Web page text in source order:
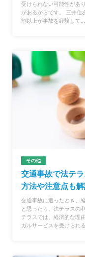
受けられない可能性があ
があるからです。 三井住
割以上が事故を経験して...
その他
交通事故で法テ
方法や注意点も
交通事故に遭ったとき、
と思ったら、法テラスの
テラスでは、経済的な理
ガルサービスを受けられる